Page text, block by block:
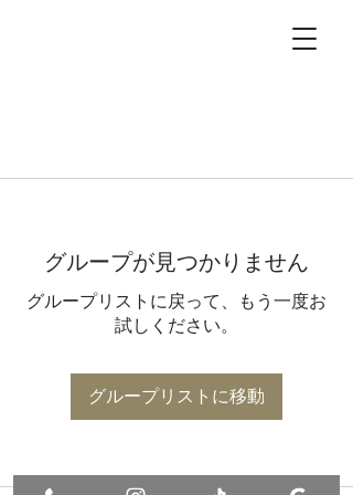
グループが見つかりません
グループリストに戻って、もう一度お
試しください。
グループリストに移動